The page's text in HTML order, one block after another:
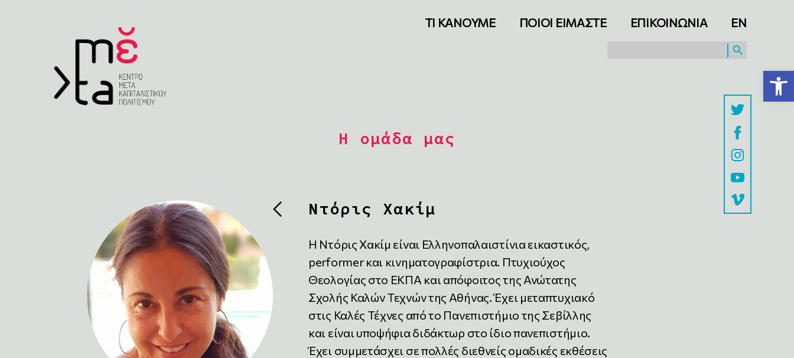
Ανοίξτε τη γραμμή εργαλείων
ΤΙ ΚΑΝΟΥΜΕ ΠΟΙΟΙ ΕΙΜΑΣΤΕ ΕΠΙΚΟΙΝΩΝΙΑ ΕΝ
SEARCH BUTTON
Η ομάδα μας
Ντόρις Χακίμ
Η Ντόρις Χακίμ είναι Ελληνοπαλαιστίνια εικαστικός,
performer και κινηματογραφίστρια. Πτυχιούχος
Θεολογίας στο ΕΚΠΑ και απόφοιτος της Ανώτατης
Σχολής Καλών Τεχνών της Αθήνας. Έχει μεταπτυχιακό
στις Καλές Τέχνες από το Πανεπιστήμιο της Σεβίλλης
και είναι υποψήφια διδάκτωρ στο ίδιο πανεπιστήμιο.
Έχει συμμετάσχει σε πολλές διεθνείς ομαδικές εκθέσεις